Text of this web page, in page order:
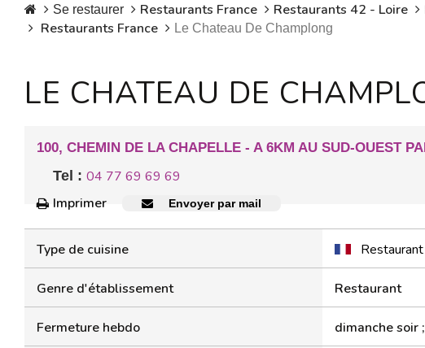
Se restaurer Restaurants France Restaurants 42 - Loire
Restaurants France
Le Chateau De Champlong
LE CHATEAU DE
100, CHEMIN DE LA CHAPELLE - A 6KM AU SUD-OUEST
Tel : 04 77 69 69 69
Imprimer
Envoyer par mail
Type de cuisine
Genre d'établissement Restaurant
Fermeture hebdo dimanche soir